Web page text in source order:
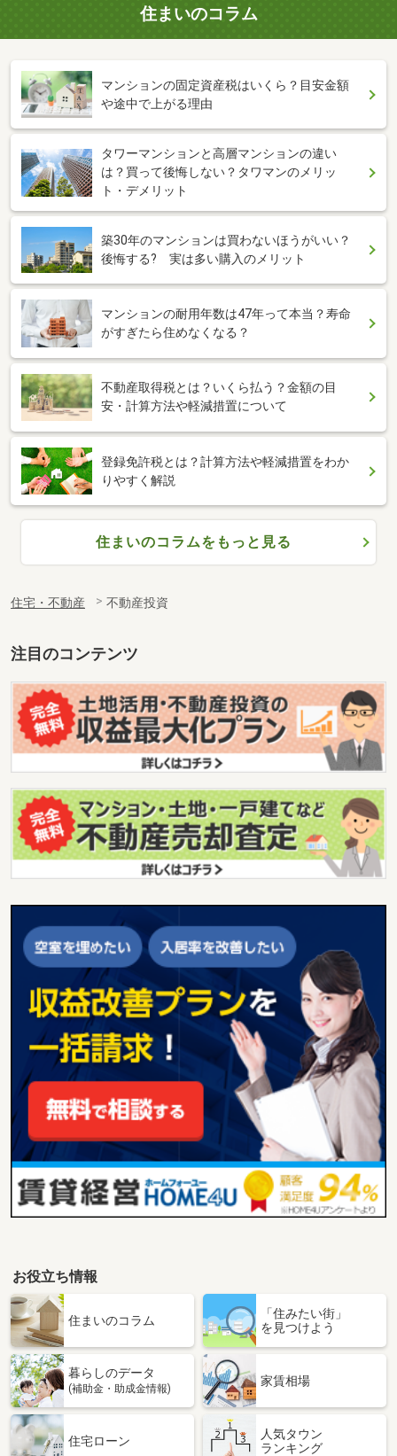
住まいのコラム
マンションの固定資産税はいくら？目安金額
や途中で上がる理由
タワーマンションと高層マンションの違い
は？買って後悔しない？タワマンのメリッ
ト・デメリット
築30年のマンションは買わないほうがいい？
後悔する? 実は多い購入のメリット
マンションの耐用年数は47年って本当？寿命
がすぎたら住めなくなる？
不動産取得税とは？いくら払う？金額の目
安・計算方法や軽減措置について
登録免許税とは？計算方法や軽減措置をわか
りやすく解説
住まいのコラムをもっと見る
住宅・不動産 不動産投資
注目のコンテンツ
お役立ち情報
住まいのコラム
「住みたい街」
を見つけよう
暮らしのデータ
(補助金・助成金情報)
家賃相場
住宅ローン
人気タウン
ランキング